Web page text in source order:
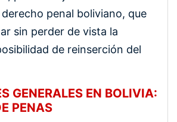
penal boliviano, que
sin perder de vista la
de reinserción del
GENERALES EN BOLIVIA:
PENAS